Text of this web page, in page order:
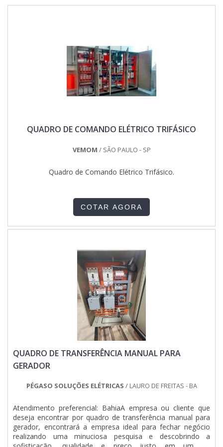
itens oferecidos, como painel de comando elétrico e quadro
técnico de engenharia e projetos com capacidade para
atender diversos tipos de serviços.Todos esses fatores,
agregados a uma equipe multidisciplinar de consultores
associados e profissionais qualificados, comprovam sua
essência de trazer o melhor para todos os clientes....
QUADRO DE COMANDO ELÉTRICO TRIFÁSICO
VEMOM / SÃO PAULO - SP
Quadro de Comando Elétrico Trifásico.
COTAR AGORA
QUADRO DE TRANSFERÊNCIA MANUAL PARA
GERADOR
PÉGASO SOLUÇÕES ELÉTRICAS / LAURO DE FREITAS - BA
Atendimento preferencial: BahiaA empresa ou cliente que
deseja encontrar por quadro de transferência manual para
gerador, encontrará a empresa ideal para fechar negócio
realizando uma minuciosa pesquisa e descobrindo a